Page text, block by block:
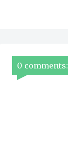
0 comments: